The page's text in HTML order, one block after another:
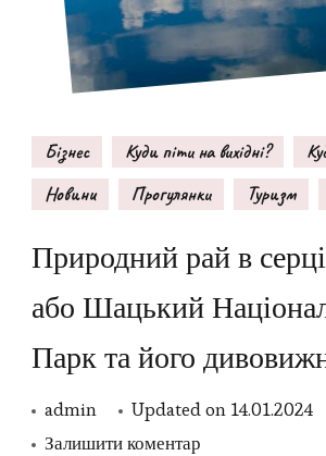
Бізнес Куди піти на вихідні?
Новини
Прогулянки Туризм
Природний рай в
або Шацький
Парк та його
admin Updated on 14.01.2024
Залишити коментар